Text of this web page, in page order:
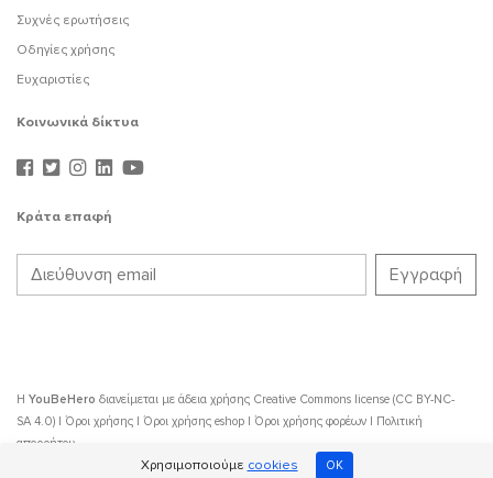
Χρησιμοποιούμε cookies OK
Συχνές ερωτήσεις
Οδηγίες χρήσης
Ευχαριστίες
Κοινωνικά δίκτυα
Κράτα επαφή
Η YouBeHero διανείμεται με άδεια χρήσης Creative Commons license (CC BY-NC-
SA 4.0) | Όροι χρήσης | Όροι χρήσης eshop | Όροι χρήσης φορέων | Πολιτική
απορρήτου